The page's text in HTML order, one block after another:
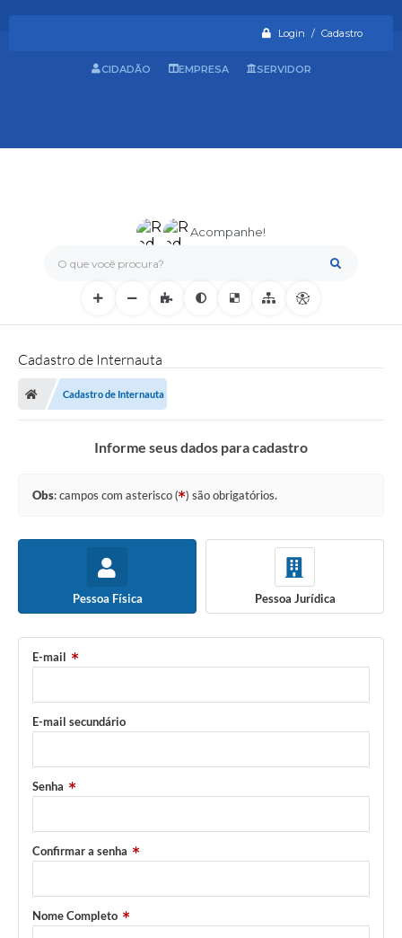
Login / Cadastro
O que você procura?
Acompanhe!
CIDADÃO EMPRESA SERVIDOR
Cadastro de Internauta
Cadastro de Internauta
Informe seus dados para cadastro
Obs: campos com asterisco ( ) são obrigatórios.
Pessoa Física Pessoa Jurídica
E-mail
E-mail secundário
Senha
Confirmar a senha
Nome Completo